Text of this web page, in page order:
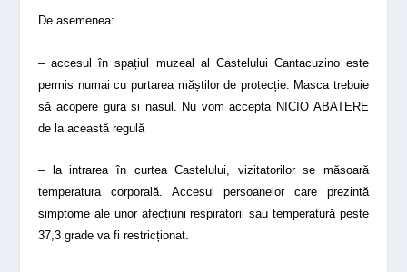
De asemenea:
– accesul în spațiul muzeal al Castelului Cantacuzino este
permis numai cu purtarea măștilor de protecție. Masca trebuie
să acopere gura și nasul. Nu vom accepta NICIO ABATERE
de la această regulă
– la intrarea în curtea Castelului, vizitatorilor se măsoară
temperatura corporală. Accesul persoanelor care prezintă
simptome ale unor afecțiuni respiratorii sau temperatură peste
37,3 grade va fi restricționat.